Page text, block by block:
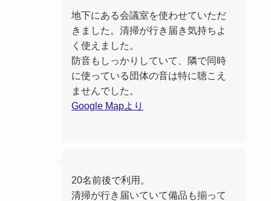
地下にある会議室を使わせていただ
きました。清掃が行き届き気持ちよ
く使えました。
防音もしっかりしていて、隣で同時
に使っている団体の音は特に聴こえ
ませんでした。
Google Mapより
20名前後で利用。
清掃が行き届いていて備品も揃って